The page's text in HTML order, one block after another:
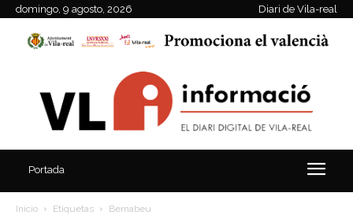
domingo, 9 agosto, 2026 Diari de Vila-real
Portada
Inicio Etiquetas Bernabeu